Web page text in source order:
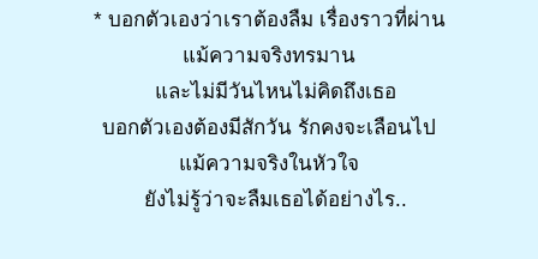
* บอกตัวเองว่าเราต้องลืม เรื่องราวที่ผ่าน
แม้ความจริงทรมาน
และไม่มีวันไหนไม่คิดถึงเธอ
บอกตัวเองต้องมีสักวัน รักคงจะเลือนไป
แม้ความจริงในหัวใจ
ยังไม่รู้ว่าจะลืมเธอได้อย่างไร..